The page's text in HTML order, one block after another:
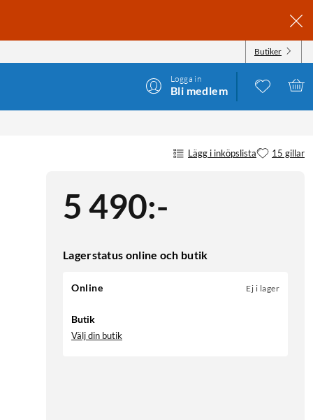
Butiker
Logga in
Bli medlem
Lägg i inköpslista 15 gillar
5 490:-
Lagerstatus online och butik
Online Ej i lager
Butik
Välj din butik